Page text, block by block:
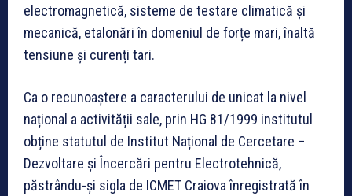
electromagnetică, sisteme de testare climatică și
mecanică, etalonări în domeniul de forțe mari, înaltă
tensiune și curenți tari.
Ca o recunoaștere a caracterului de unicat la nivel
național a activității sale, prin HG 81/1999 institutul
obține statutul de Institut Național de Cercetare –
Dezvoltare și Încercări pentru Electrotehnică,
păstrându-și sigla de ICMET Craiova înregistrată în